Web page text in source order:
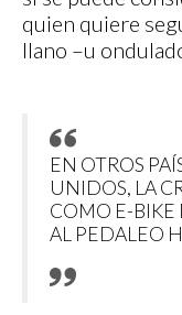
quien quiere
llano –u
EN OTROS
UNIDOS, LA
COMO E-BIKE
AL PEDALEO